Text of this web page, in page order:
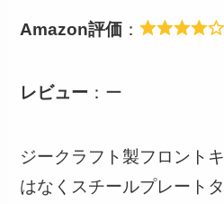
Amazon評価 ：
レビュー ：ー
ジークラフト製フロント
はなくスチールプレート